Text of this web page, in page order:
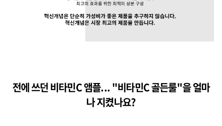
전에 쓰던 비타민C 앰플... "비타민C 골든룰"을 얼마
나 지켰나요?